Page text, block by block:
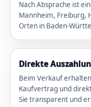
Nach Absprache ist
Mannheim, Freiburg,
Orten in Baden-
Direkte
Beim Verkauf
Kaufvertrag und
Sie transparent und